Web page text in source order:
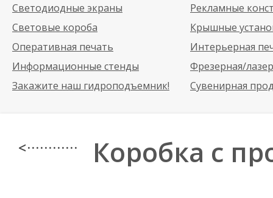
Светодиодные экраны
Рекламные
Световые короба
Крышные
Оперативная печать
Интерьерная
Информационные стенды
Фрезерная/
Закажите наш гидроподъемник!
Сувенирная
< · · · · · · · · · · · · Коробка с